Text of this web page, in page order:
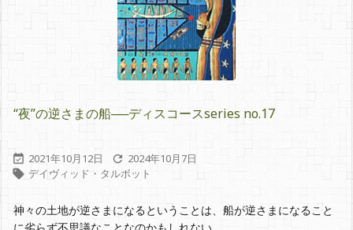
“夜”の逆さまの船──ディスコースseries no.17
 2021年10月12日  2024年10月7日
 デイヴィッド・タルボット
神々の土地が逆さまになるということは、船が逆さまになること